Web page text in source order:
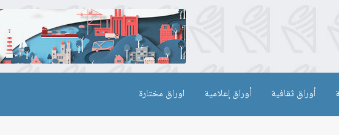
أوراق ثقافية أوراق إعلامية اوراق مختارة